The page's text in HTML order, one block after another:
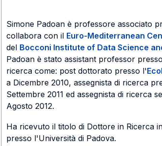
Simone Padoan è professore associato
collabora con il Euro-Mediterranean
del Bocconi Institute of Data Science
Padoan è stato assistant professor
ricerca come: post dottorato presso l'
a Dicembre 2010, assegnista di ricerca
Settembre 2011 ed assegnista di ricerca
Agosto 2012.
Ha ricevuto il titolo di Dottore in Ricerca
presso l'Università di Padova.